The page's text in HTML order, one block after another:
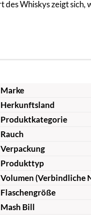
des Whiskys zeigt sich,
Marke
Herkunftsland
Produktkategorie
Rauch
Verpackung
Produkttyp
Volumen (Verbindliche
Flaschengröße
Mash Bill